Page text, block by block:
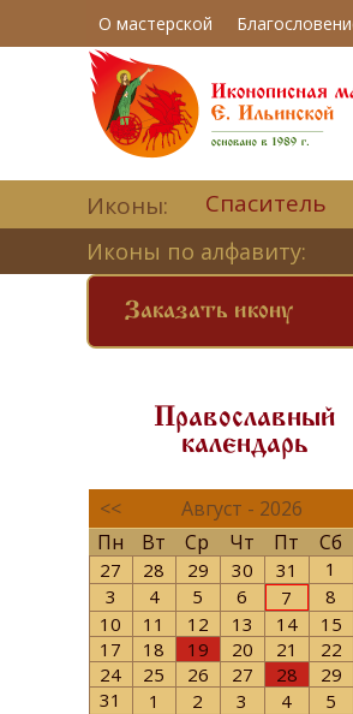
О мастерской
Иконы: Спаситель
Иконы по алфавиту:
Заказать икону
Православный
календарь
<< Август - 2026
Пн
Вт Ср Чт Пт Сб
27 28 29 30 31 1
3
4 5 6 7 8
10
11 12 13 14 15
17
18 19 20 21 22
24
25 26 27 28 29
31
1 2 3 4 5